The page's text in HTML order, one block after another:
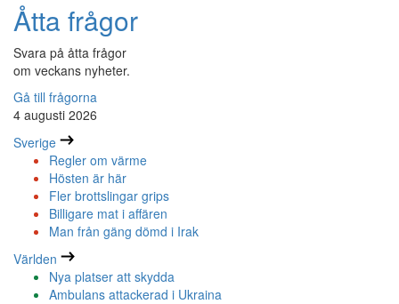
Åtta frågor
Svara på åtta frågor
om veckans nyheter.
Gå till frågorna
4 augusti 2026
Sverige
Regler om värme
Hösten är här
Fler brottslingar grips
Billigare mat i affären
Man från gäng dömd i Irak
Världen
Nya platser att skydda
Ambulans attackerad i Ukraina